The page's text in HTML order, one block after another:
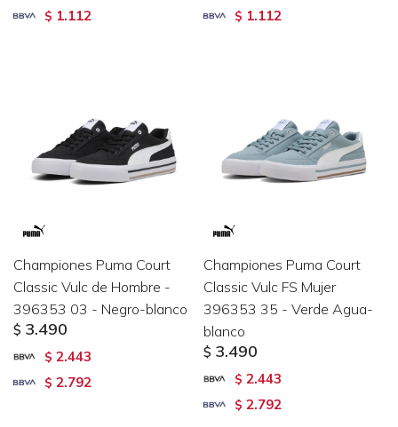
$ 1.112 $ 1.112
Championes Puma Court
Classic Vulc de Hombre -
396353 03 - Negro-blanco
$ 3.490
$ 2.443
$ 2.792
Championes Puma Court
Classic Vulc FS Mujer
396353 35 - Verde Agua-
blanco
$ 3.490
$ 2.443
$ 2.792